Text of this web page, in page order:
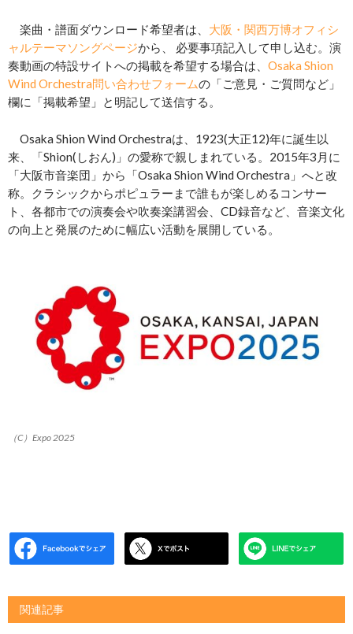
楽曲・譜面ダウンロード希望者は、 大阪・関西万博オフィシ
ャルテーマソングページから、 必要事項記入して申し込む。演
奏動画の特設サイトへの掲載を希望する場合は、 Osaka Shion
Wind Orchestra問い合わせフォームの「ご意見・ご質問など」
欄に「掲載希望」と明記して送信する。
Osaka Shion Wind Orchestraは、1923(大正12)年に誕生以
来、「Shion(しおん)」の愛称で親しまれている。2015年3月に
「大阪市音楽団」から「Osaka Shion Wind Orchestra」へと改
称。クラシックからポピュラーまで誰もが楽しめるコンサー
ト、各都市での演奏会や吹奏楽講習会、CD録音など、音楽文化
の向上と発展のために幅広い活動を展開している。
（C）Expo 2025
関連記事